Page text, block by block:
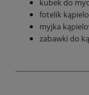
fotelik
myjka
zabawki do